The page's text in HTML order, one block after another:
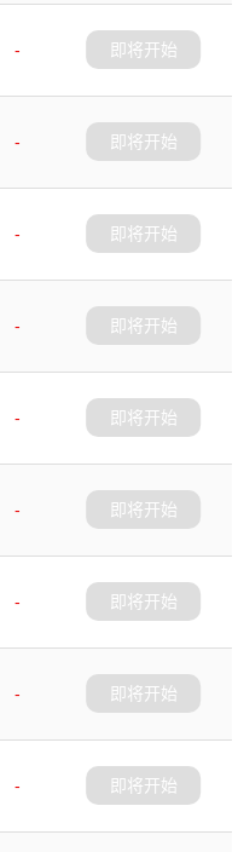
-
即将开始
-
即将开始
-
即将开始
-
即将开始
-
即将开始
-
即将开始
-
即将开始
-
即将开始
-
即将开始